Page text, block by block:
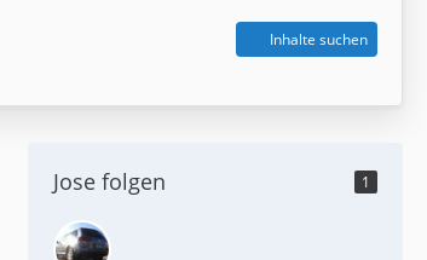
Inhalte suchen
Jose folgen 1